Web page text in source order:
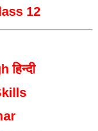
12